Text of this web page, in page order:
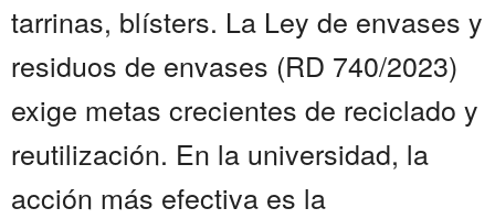
tarrinas, blísters. La Ley de envases y
residuos de envases (RD 740/2023)
exige metas crecientes de reciclado y
reutilización. En la universidad, la
acción más efectiva es la